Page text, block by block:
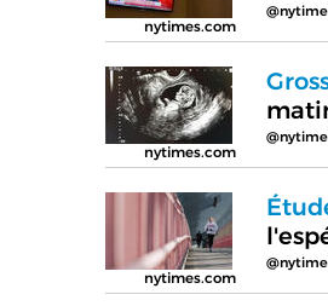
nytimes.com
nytimes.com
nytimes.com